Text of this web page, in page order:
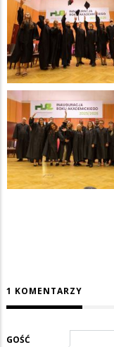
1 KOMENTARZY
GOŚĆ